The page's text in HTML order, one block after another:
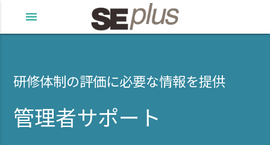
menu
研修体制の評価に必要な情報を提供
管理者サポート